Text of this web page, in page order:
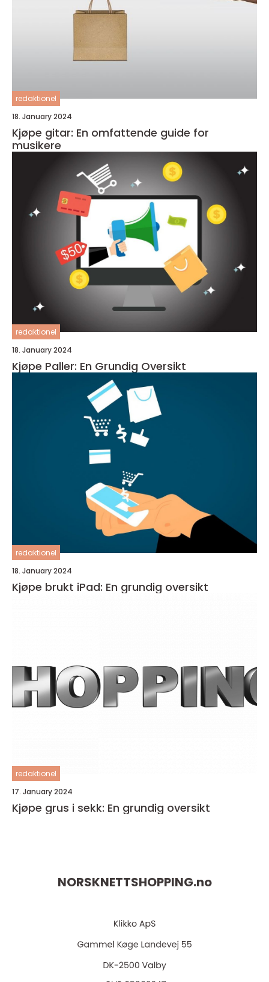
redaktionel
18. January 2024
Kjøpe gitar: En omfattende guide for
musikere
redaktionel
18. January 2024
Kjøpe Paller: En Grundig Oversikt
redaktionel
18. January 2024
Kjøpe brukt iPad: En grundig oversikt
redaktionel
17. January 2024
Kjøpe grus i sekk: En grundig oversikt
NORSKNETTSHOPPING.no